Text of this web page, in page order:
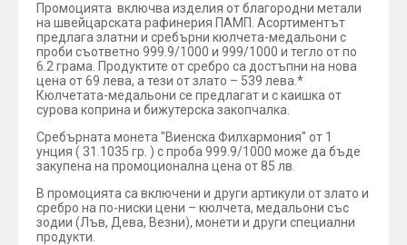
Промоцията включва изделия от благородни метали
на швейцарската рафинерия ПАМП. Асортиментът
предлага златни и сребърни кюлчета-медальони с
проби съответно 999.9/1000 и 999/1000 и тегло от по
6.2 грама. Продуктите от сребро са достъпни на нова
цена от 69 лева, а тези от злато – 539 лева.*
Кюлчетата-медальони се предлагат и с каишка от
сурова коприна и бижутерска закопчалка.
Сребърната монета "Виенска Филхармония" от 1
унция ( 31.1035 гр. ) с проба 999.9/1000 може да бъде
закупена на промоционална цена от 85 лв.
В промоцията са включени и други артикули от злато и
сребро на по-ниски цени – кюлчета, медальони със
зодии (Лъв, Дева, Везни), монети и други специални
продукти.